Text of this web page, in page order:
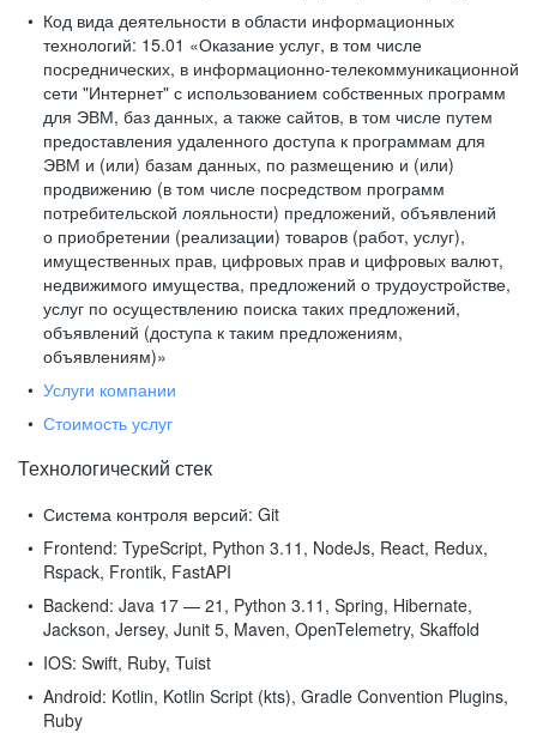
Код вида деятельности в области информационных
технологий: 15.01 «Оказание услуг, в том числе
посреднических, в информационно-телекоммуникационной
сети "Интернет" с использованием собственных программ
для ЭВМ, баз данных, а также сайтов, в том числе путем
предоставления удаленного доступа к программам для
ЭВМ и (или) базам данных, по размещению и (или)
продвижению (в том числе посредством программ
потребительской лояльности) предложений, объявлений
о приобретении (реализации) товаров (работ, услуг),
имущественных прав, цифровых прав и цифровых валют,
недвижимого имущества, предложений о трудоустройстве,
услуг по осуществлению поиска таких предложений,
объявлений (доступа к таким предложениям,
объявлениям)»
Услуги компании
Стоимость услуг
Технологический стек
Система контроля версий: Git
Frontend: TypeScript, Python 3.11, NodeJs, React, Redux,
Rspack, Frontik, FastAPI
Backend: Java 17 — 21, Python 3.11, Spring, Hibernate,
Jackson, Jersey, Junit 5, Maven, OpenTelemetry, Skaffold
IOS: Swift, Ruby, Tuist
Android: Kotlin, Kotlin Script (kts), Gradle Convention Plugins,
Ruby